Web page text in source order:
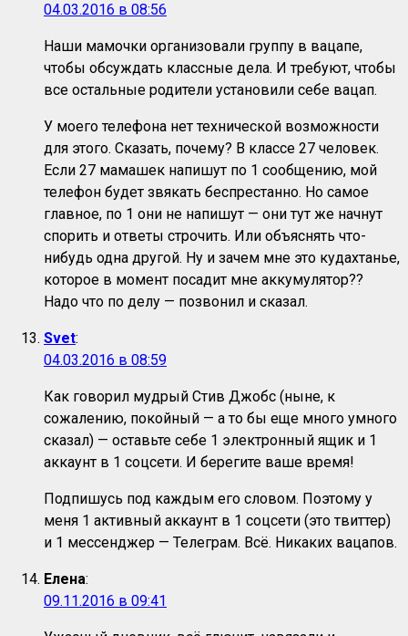
04.03.2016 в 08:56
Наши мамочки организовали группу в вацапе,
чтобы обсуждать классные дела. И требуют, чтобы
все остальные родители установили себе вацап.
У моего телефона нет технической возможности
для этого. Сказать, почему? В классе 27 человек.
Если 27 мамашек напишут по 1 сообщению, мой
телефон будет звякать беспрестанно. Но самое
главное, по 1 они не напишут — они тут же начнут
спорить и ответы строчить. Или объяснять что-
нибудь одна другой. Ну и зачем мне это кудахтанье,
которое в момент посадит мне аккумулятор??
Надо что по делу — позвонил и сказал.
Svet:
04.03.2016 в 08:59
Как говорил мудрый Стив Джобс (ныне, к
сожалению, покойный — а то бы еще много умного
сказал) — оставьте себе 1 электронный ящик и 1
аккаунт в 1 соцсети. И берегите ваше время!
Подпишусь под каждым его словом. Поэтому у
меня 1 активный аккаунт в 1 соцсети (это твиттер)
и 1 мессенджер — Телеграм. Всё. Никаких вацапов.
Елена:
09.11.2016 в 09:41